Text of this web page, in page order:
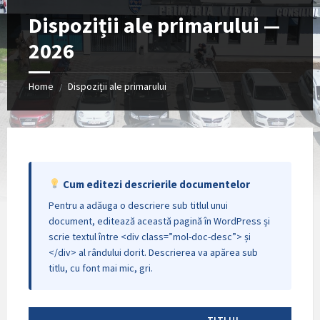
Dispoziții ale primarului —
2026
Home / Dispoziții ale primarului
Cum editezi descrierile documentelor
Pentru a adăuga o descriere sub titlul unui
document, editează această pagină în WordPress și
scrie textul între <div class=”mol-doc-desc”> și
</div> al rândului dorit. Descrierea va apărea sub
titlu, cu font mai mic, gri.